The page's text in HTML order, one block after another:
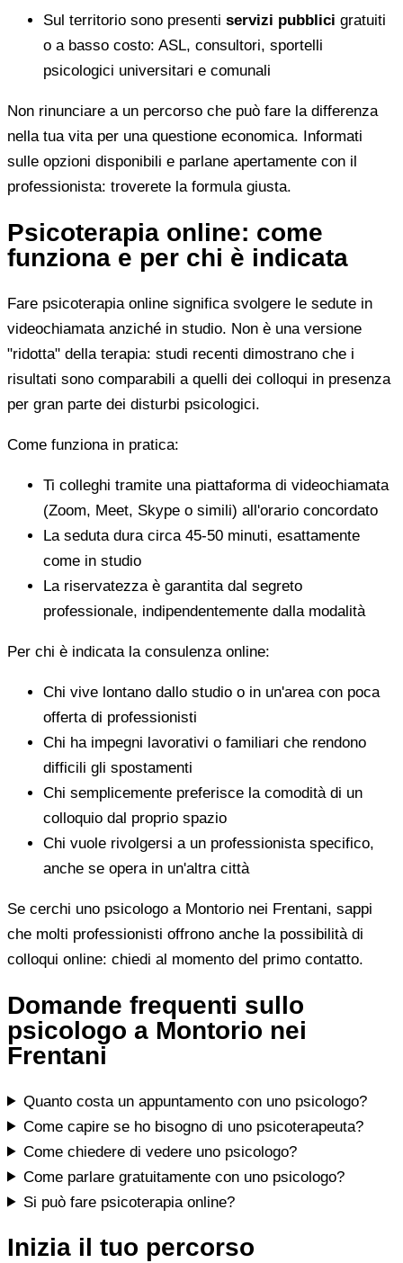
Sul territorio sono presenti servizi pubblici gratuiti
o a basso costo: ASL, consultori, sportelli
psicologici universitari e comunali
Non rinunciare a un percorso che può fare la differenza
nella tua vita per una questione economica. Informati
sulle opzioni disponibili e parlane apertamente con il
professionista: troverete la formula giusta.
Psicoterapia online: come
funziona e per chi è indicata
Fare psicoterapia online significa svolgere le sedute in
videochiamata anziché in studio. Non è una versione
"ridotta" della terapia: studi recenti dimostrano che i
risultati sono comparabili a quelli dei colloqui in presenza
per gran parte dei disturbi psicologici.
Come funziona in pratica:
Ti colleghi tramite una piattaforma di videochiamata
(Zoom, Meet, Skype o simili) all'orario concordato
La seduta dura circa 45-50 minuti, esattamente
come in studio
La riservatezza è garantita dal segreto
professionale, indipendentemente dalla modalità
Per chi è indicata la consulenza online:
Chi vive lontano dallo studio o in un'area con poca
offerta di professionisti
Chi ha impegni lavorativi o familiari che rendono
difficili gli spostamenti
Chi semplicemente preferisce la comodità di un
colloquio dal proprio spazio
Chi vuole rivolgersi a un professionista specifico,
anche se opera in un'altra città
Se cerchi uno psicologo a Montorio nei Frentani, sappi
che molti professionisti offrono anche la possibilità di
colloqui online: chiedi al momento del primo contatto.
Domande frequenti sullo
psicologo a Montorio nei
Frentani
Quanto costa un appuntamento con uno psicologo?
Come capire se ho bisogno di uno psicoterapeuta?
Come chiedere di vedere uno psicologo?
Come parlare gratuitamente con uno psicologo?
Si può fare psicoterapia online?
Inizia il tuo percorso